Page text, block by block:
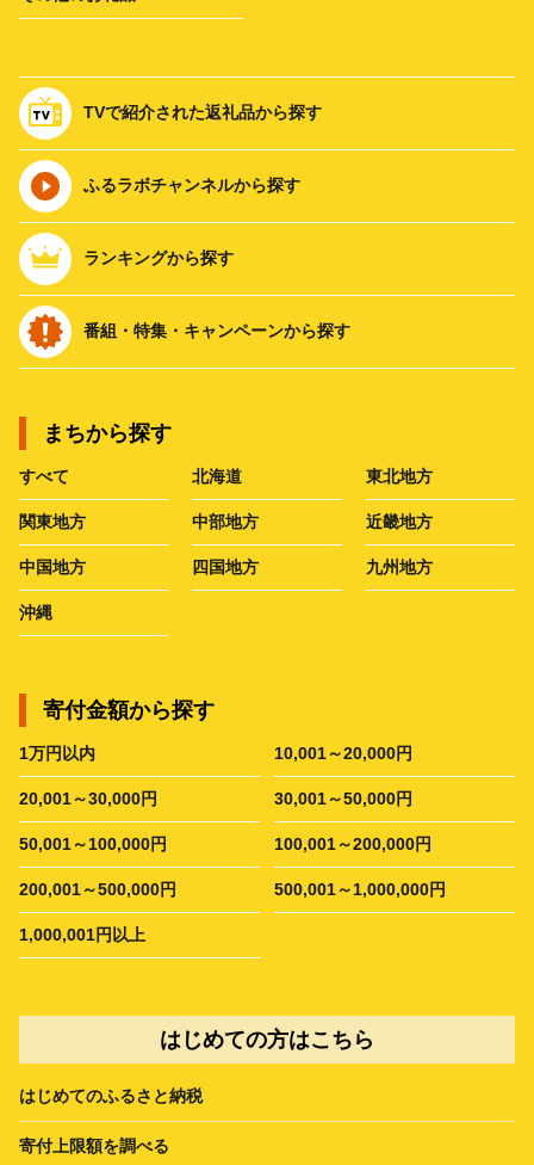
TVで紹介された返礼品から探す
ふるラボチャンネルから探す
ランキングから探す
番組・特集・キャンペーンから探す
まちから探す
すべて 北海道 東北地方
関東地方 中部地方 近畿地方
中国地方 四国地方 九州地方
沖縄
寄付金額から探す
1万円以内 10,001～20,000円
20,001～30,000円 30,001～50,000円
50,001～100,000円 100,001～200,000円
200,001～500,000円 500,001～1,000,000円
1,000,001円以上
はじめての方はこちら
はじめてのふるさと納税
寄付上限額を調べる